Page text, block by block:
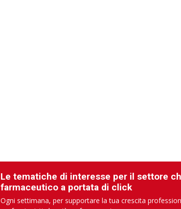
Le tematiche di interesse per il settore
farmaceutico a portata di click
Ogni settimana, per supportare la tua crescita